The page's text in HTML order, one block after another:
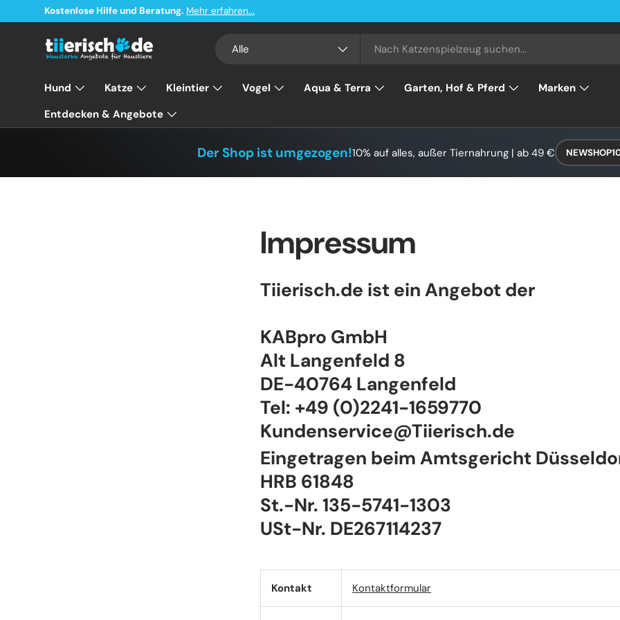
Direkt zum Inhalt
und Beratung. Mehr erfahren...
Alle
Hund Katze Kleintier Vogel Aqua & Terra Garten, Hof & Pferd
Marken
Entdecken & Angebote
Der Shop ist umgezogen!10% auf alles, außer Tiernahrung | ab 49 €
Impressum
Tiierisch.de ist ein Angebot der
KABpro GmbH
Alt Langenfeld 8
DE-40764 Langenfeld
Tel: +49 (0)2241-1659770
Kundenservice@Tiierisch.de
Eingetragen beim Amtsgericht
HRB 61848
St.-Nr. 135-5741-1303
USt-Nr. DE267114237
Kontakt Kontaktformular